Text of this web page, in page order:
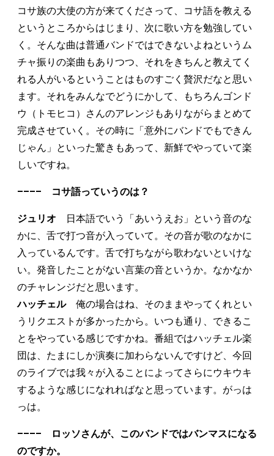
コサ族の大使の方が来てくださって、コサ語を教える
というところからはじまり、次に歌い方を勉強してい
く。そんな曲は普通バンドではできないよねというム
チャ振りの楽曲もありつつ、それをきちんと教えてく
れる人がいるということはものすごく贅沢だなと思い
ます。それをみんなでどうにかして、もちろんゴンド
ウ（トモヒコ）さんのアレンジもありながらまとめて
完成させていく。その時に「意外にバンドでもできん
じゃん」といった驚きもあって、新鮮でやっていて楽
しいですね。
–––– コサ語っていうのは？
ジュリオ 日本語でいう「あいうえお」という音のな
かに、舌で打つ音が入っていて。その音が歌のなかに
入っているんです。舌で打ちながら歌わないといけな
い。発音したことがない言葉の音というか。なかなか
のチャレンジだと思います。
ハッチェル俺の場合はね、そのままやってくれとい
うリクエストが多かったから。いつも通り、できるこ
とをやっている感じですかね。番組ではハッチェル楽
団は、たまにしか演奏に加わらないんですけど、今回
のライブでは我々が入ることによってさらにウキウキ
するような感じになれればなと思っています。がっは
っは。
–––– ロッソさんが、このバンドではバンマスになる
のですか。